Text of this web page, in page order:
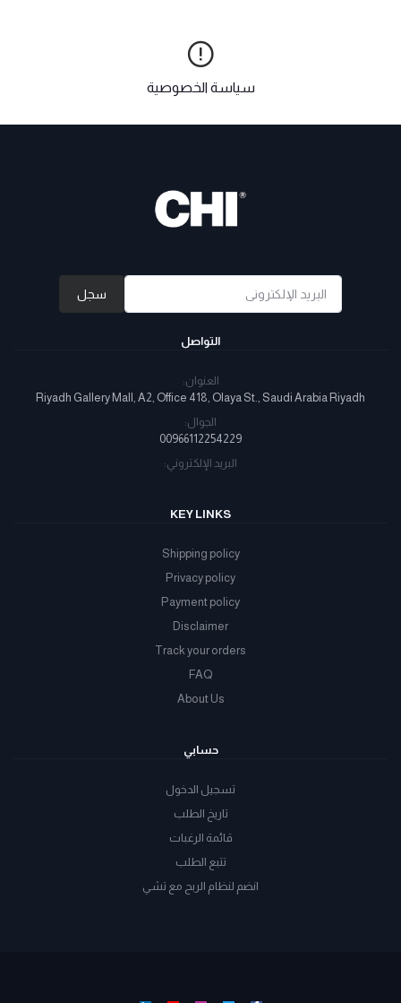
سياسة الخصوصية
سجل
التواصل
العنوان:
Riyadh Gallery Mall, A2, Office 418, Olaya St., Saudi Arabia Riyadh
الجوال:
00966112254229
البريد الإلكتروني:
KEY LINKS
Shipping policy
Privacy policy
Payment policy
Disclaimer
Track your orders
FAQ
About Us
حسابي
تسجيل الدخول
تاريخ الطلب
قائمة الرغبات
تتبع الطلب
انضم لنظام الربح مع تشي